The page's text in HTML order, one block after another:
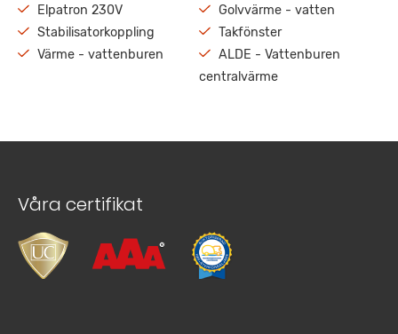
Elpatron 230V
Golvvärme - vatten
Stabilisatorkoppling
Takfönster
Värme - vattenburen
ALDE - Vattenburen
centralvärme
Våra certifikat